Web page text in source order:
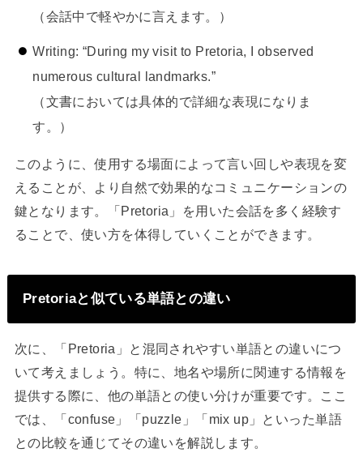
（会話中で軽やかに言えます。）
Writing: “During my visit to Pretoria, I observed
numerous cultural landmarks.”
（文書においては具体的で詳細な表現になりま
す。）
このように、使用する場面によって言い回しや表現を変
えることが、より自然で効果的なコミュニケーションの
鍵となります。「Pretoria」を用いた会話を多く経験す
ることで、使い方を体得していくことができます。
Pretoriaと似ている単語との違い
次に、「Pretoria」と混同されやすい単語との違いにつ
いて考えましょう。特に、地名や場所に関連する情報を
提供する際に、他の単語との使い分けが重要です。ここ
では、「confuse」「puzzle」「mix up」といった単語
との比較を通じてその違いを解説します。